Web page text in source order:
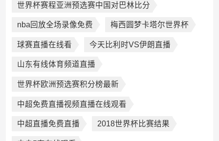
世界杯赛程亚洲预选赛中国对巴林比分
nba回放全场录像免费 梅西圆梦卡塔尔世界杯
球赛直播在线看 今天比利时VS伊朗直播
山东有线体育频道直播
世界杯欧洲预选赛积分榜最新
中超免费直播视频直播在线观看
中超直播免费直播 2018世界杯比赛结果